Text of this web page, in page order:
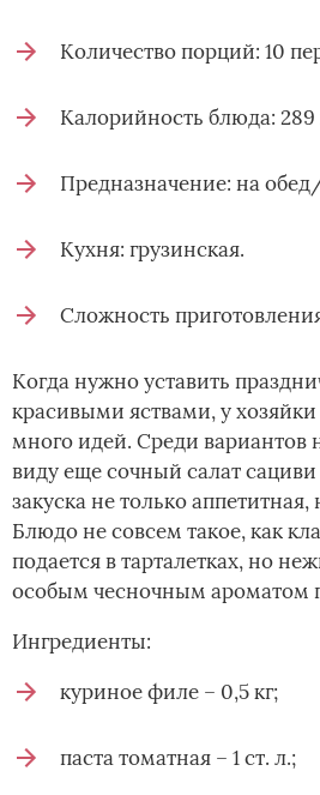
Количество порций: 10
Калорийность блюда: 289
Предназначение: на
Кухня: грузинская.
Сложность
Когда нужно уставить
красивыми яствами, у хозяйки
много идей. Среди вариантов
виду еще сочный салат
закуска не только
Блюдо не совсем такое, как
подается в тарталетках, но
особым чесночным ароматом
Ингредиенты:
куриное филе – 0,5 кг;
паста томатная – 1 ст. л.;